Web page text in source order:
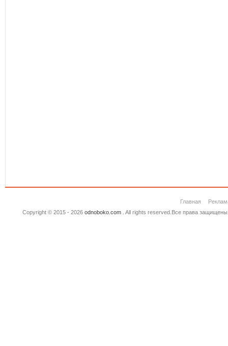
Главная
Copyright © 2015 - 2026 odnoboko.com. All rights reserved.Все права защищены.